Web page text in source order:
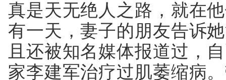
真是天无绝人之路，就在
有一天，妻子的朋友告诉
且还被知名媒体报道过，
家李建军治疗过肌萎缩病